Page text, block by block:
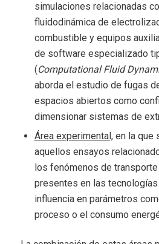
simulaciones relacionadas
fluidodinámica de
combustible y equipos
de software especializado
(Computational Fluid
aborda el estudio de fugas
espacios abiertos como
dimensionar sistemas de
Área experimental,en la que
aquellos ensayos
los fenómenos de
presentes en las
influencia en parámetros
proceso o el consumo